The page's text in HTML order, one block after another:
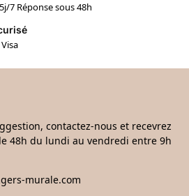
7 Réponse sous 48h
contactez-nous et recevrez
48h du lundi au vendredi entre 9h
murale.com